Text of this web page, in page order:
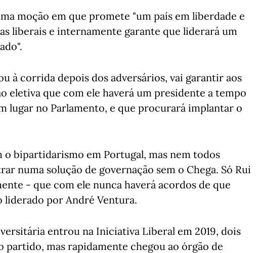
moção em que promete "um país em liberdade e
liberais e internamente garante que liderará um
à corrida depois dos adversários, vai garantir aos
eletiva que com ele haverá um presidente a tempo
lugar no Parlamento, e que procurará implantar o
o bipartidarismo em Portugal, mas nem todos
numa solução de governação sem o Chega. Só Rui
- que com ele nunca haverá acordos de que
liderado por André Ventura.
entrou na Iniciativa Liberal em 2019, dois
partido, mas rapidamente chegou ao órgão de